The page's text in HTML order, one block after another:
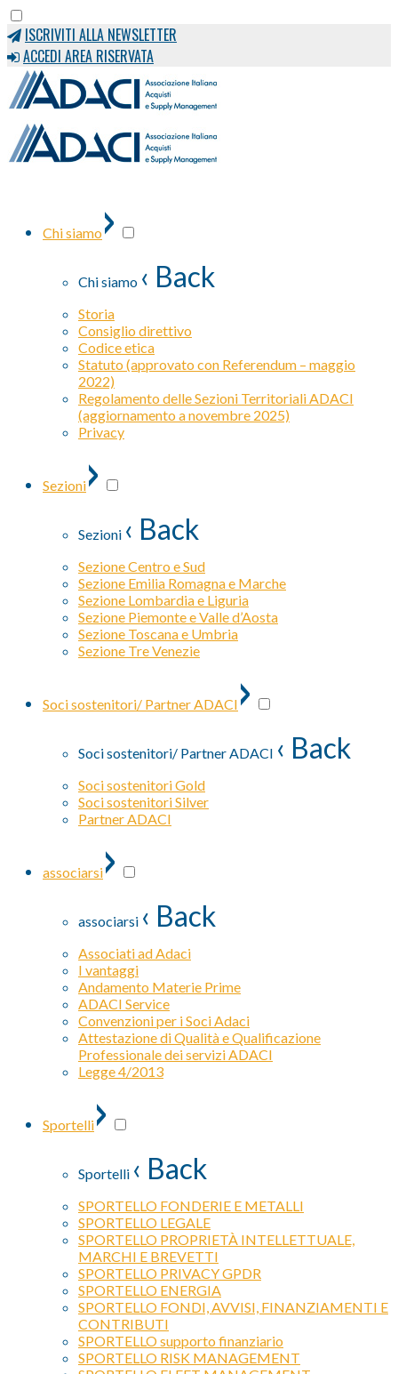
ISCRIVITI ALLA NEWSLETTER
ACCEDI AREA RISERVATA
Chi siamo ›
Chi siamo ‹ Back
Storia
Consiglio direttivo
Codice etica
Statuto (approvato con Referendum – maggio
2022)
Regolamento delle Sezioni Territoriali ADACI
(aggiornamento a novembre 2025)
Privacy
Sezioni›
Sezioni ‹ Back
Sezione Centro e Sud
Sezione Emilia Romagna e Marche
Sezione Lombardia e Liguria
Sezione Piemonte e Valle d’Aosta
Sezione Toscana e Umbria
Sezione Tre Venezie
Soci sostenitori/ Partner ADACI ›
Soci sostenitori/ Partner ADACI ‹ Back
Soci sostenitori Gold
Soci sostenitori Silver
Partner ADACI
associarsi›
associarsi ‹ Back
Associati ad Adaci
I vantaggi
Andamento Materie Prime
ADACI Service
Convenzioni per i Soci Adaci
Attestazione di Qualità e Qualificazione
Professionale dei servizi ADACI
Legge 4/2013
Sportelli›
Sportelli ‹ Back
SPORTELLO FONDERIE E METALLI
SPORTELLO LEGALE
SPORTELLO PROPRIETÀ INTELLETTUALE,
MARCHI E BREVETTI
SPORTELLO PRIVACY GPDR
SPORTELLO ENERGIA
SPORTELLO FONDI, AVVISI, FINANZIAMENTI E
CONTRIBUTI
SPORTELLO supporto finanziario
SPORTELLO RISK MANAGEMENT